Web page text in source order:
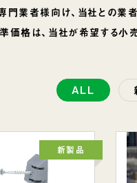
門業者様向け、当社との業
価格は、当社が希望する小
ALL
新製品